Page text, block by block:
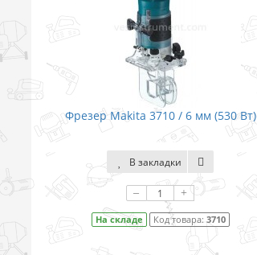
Фрезер Makita 3710 / 6 мм (530 Вт)
В закладки
– +
На складе Код товара: 3710